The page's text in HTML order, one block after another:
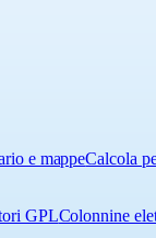
e mappeCalcola
GPLColonnine